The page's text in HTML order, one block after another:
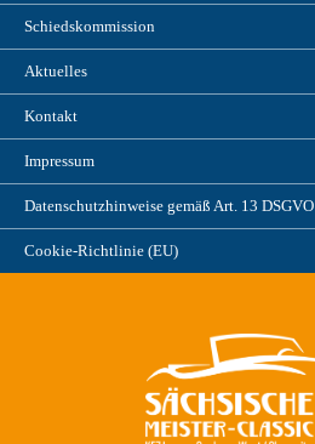
Schiedskommission
Aktuelles
Kontakt
Impressum
Datenschutzhinweise gemäß Art. 13 DSGVO
Cookie-Richtlinie (EU)